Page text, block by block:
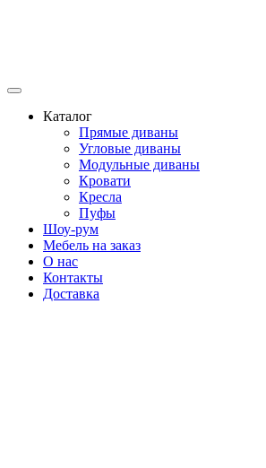
Каталог
Прямые диваны
Угловые диваны
Модульные диваны
Кровати
Кресла
Пуфы
Шоу-рум
Мебель на заказ
О нас
Контакты
Доставка